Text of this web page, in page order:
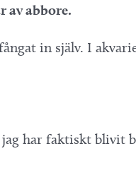
av abbore.
in själv. I
har faktiskt blivit